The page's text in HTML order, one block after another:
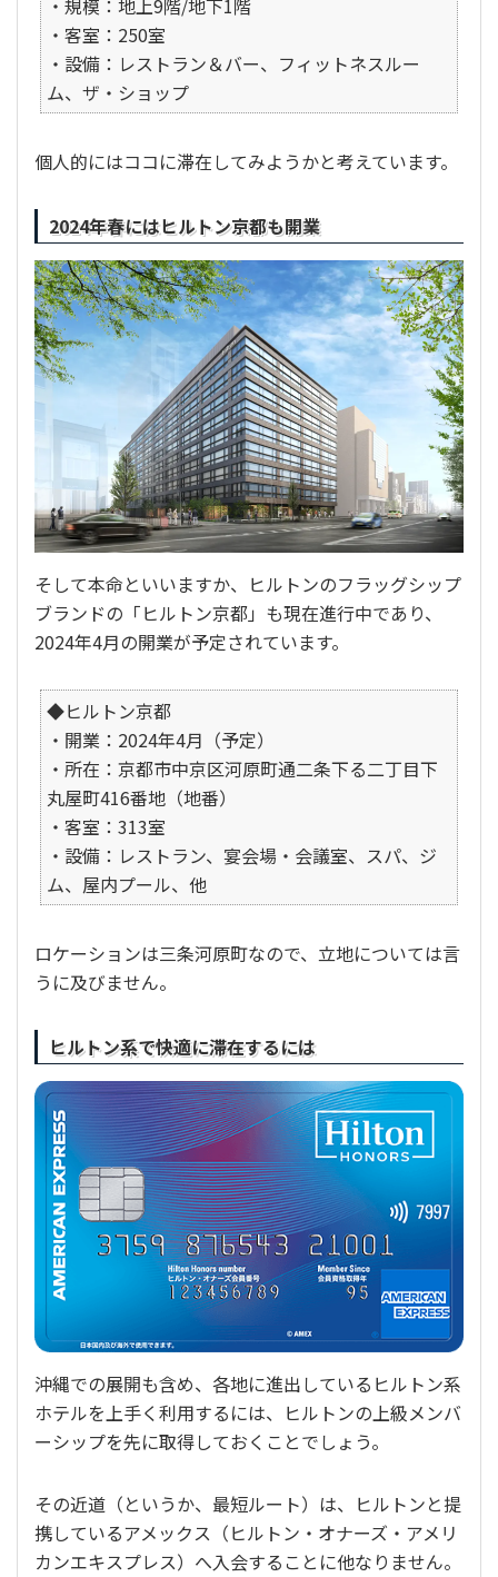
・客室：250室
・設備：レストラン＆バー、フィットネスルー
ム、ザ・ショップ
個人的にはココに滞在してみようかと考えています。
2024年春にはヒルトン京都も開業
そして本命といいますか、ヒルトンのフラッグシップ
ブランドの「ヒルトン京都」も現在進行中であり、
2024年4月の開業が予定されています。
◆ヒルトン京都
・開業：2024年4月（予定）
・所在：京都市中京区河原町通二条下る二丁目下
丸屋町416番地（地番）
・客室：313室
・設備：レストラン、宴会場・会議室、スパ、ジ
ム、屋内プール、他
ロケーションは三条河原町なので、立地については言
うに及びません。
ヒルトン系で快適に滞在するには
沖縄での展開も含め、各地に進出しているヒルトン系
ホテルを上手く利用するには、ヒルトンの上級メンバ
ーシップを先に取得しておくことでしょう。
その近道（というか、最短ルート）は、ヒルトンと提
携しているアメックス（ヒルトン・オナーズ・アメリ
カンエキスプレス）へ入会することに他なりません。